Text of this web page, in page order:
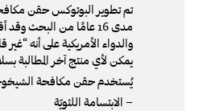
تم تطوير البوتوكس حقن
مدى 16 عامًا من البحث
والدواء الأمريكية على أنه “غير
يمكن لأي منتج آخر المطالبة
يُستخدم حقن مكافحة
– الابتسامة اللثويّة